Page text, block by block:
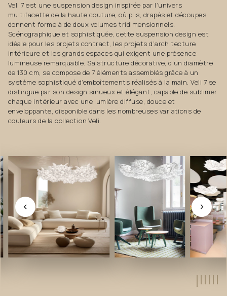
Veli 7 est une suspension design inspirée par l’univers
multifacette de la haute couture, où plis, drapés et découpes
donnent forme à de doux volumes tridimensionnels.
Scénographique et sophistiquée, cette suspension design est
idéale pour les projets contract, les projets d’architecture
intérieure et les grands espaces qui exigent une présence
lumineuse remarquable. Sa structure décorative, d’un diamètre
de 130 cm, se compose de 7 éléments assemblés grâce à un
système sophistiqué d’emboîtements réalisés à la main. Veli 7 se
distingue par son design sinueux et élégant, capable de sublimer
chaque intérieur avec une lumière diffuse, douce et
enveloppante, disponible dans les nombreuses variations de
couleurs de la collection Veli.